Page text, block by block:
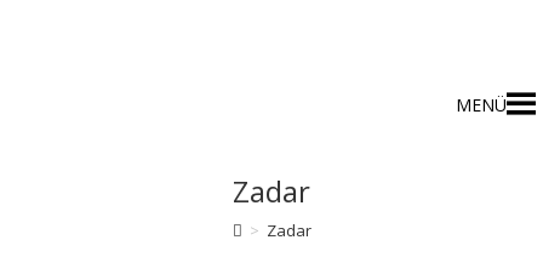
MENÜ
Zadar
> Zadar